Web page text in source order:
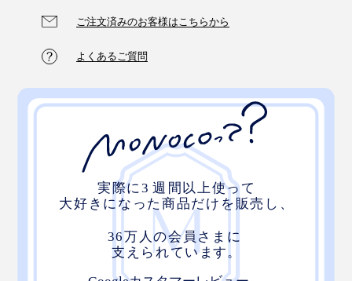
ご注文済みのお客様はこちらから
よくあるご質問